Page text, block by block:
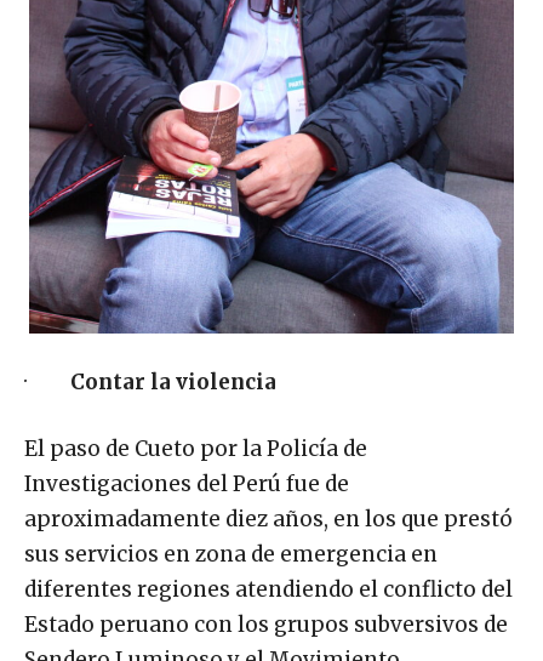
· Contar la violencia
El paso de Cueto por la Policía de
Investigaciones del Perú fue de
aproximadamente diez años, en los que prestó
sus servicios en zona de emergencia en
diferentes regiones atendiendo el conflicto del
Estado peruano con los grupos subversivos de